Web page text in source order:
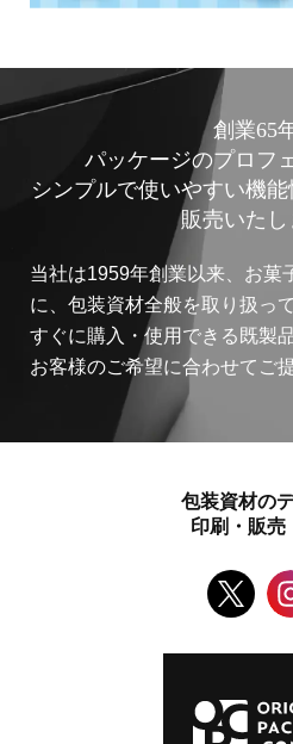
創業65
パッケージのプロフ
シンプルで使いやすい機
販売いたし
当社は1959年創業以来、お菓
に、包装資材全般を取り扱っ
すぐに購入・使用できる既製
お客様のご希望に合わせてご
包装資材の
印刷・販売